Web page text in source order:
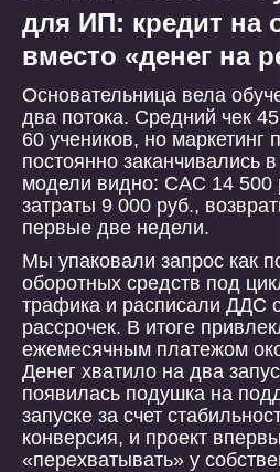
для ИП: кредит на
вместо «денег на
Основательница вела
два потока. Средний чек
60 учеников, но маркетинг
постоянно заканчивались
модели видно: CAC 14
затраты 9 000 руб.,
первые две недели.
Мы упаковали запрос как
оборотных средств под
трафика и расписали ДДС
рассрочек. В итоге
ежемесячным платежом
Денег хватило на два
появилась подушка на
запуске за счет
конверсия, и проект
«перехватывать» у